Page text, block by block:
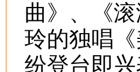
曲》、《
玲的独唱
纷登台即